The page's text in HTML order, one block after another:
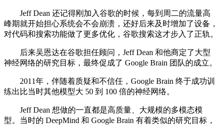
Jeff Dean 还记得刚加入谷歌的时候，每到周二的流量高
峰期就开始担心系统会不会崩溃，还好后来及时增加了设备，
对代码和搜索功能做了更多优化，谷歌搜索这才步入了正轨。
后来吴恩达在谷歌担任顾问，Jeff Dean 和他商定了大型
神经网络的研究目标，最终促成了 Google Brain 团队的成立。
2011年，伴随着质疑和不信任，Google Brain 终于成功训
练出比当时其他模型大 50 到 100 倍的神经网络。
Jeff Dean 想做的一直都是高质量、大规模的多模态模
型。当时的 DeepMind 和 Google Brain 有着类似的研究目标，